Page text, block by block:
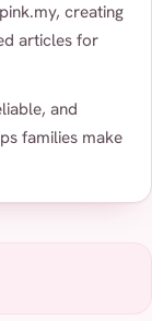
creating
articles for
and
families make